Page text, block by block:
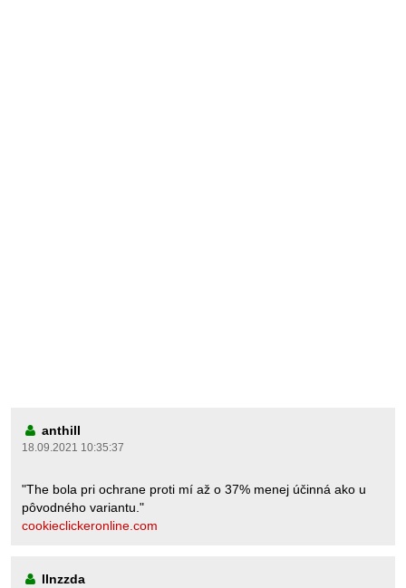
anthill
18.09.2021 10:35:37
"The bola pri ochrane proti mí až o 37% menej účinná ako u
pôvodného variantu."
cookieclickeronline.com
llnzzda